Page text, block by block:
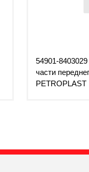
54901-
части
PETROPLAST